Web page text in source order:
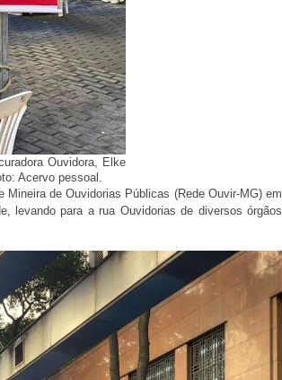
Ouvidora, Elke
Acervo pessoal.
de Ouvidorias Públicas (Rede Ouvir-MG) em
levando para a rua Ouvidorias de diversos órgãos